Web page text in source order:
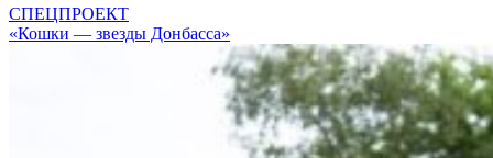
СПЕЦПРОЕКТ
«Кошки — звезды Донбасса»